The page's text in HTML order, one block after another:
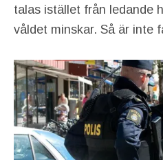
talas istället från ledande
våldet minskar. Så är inte